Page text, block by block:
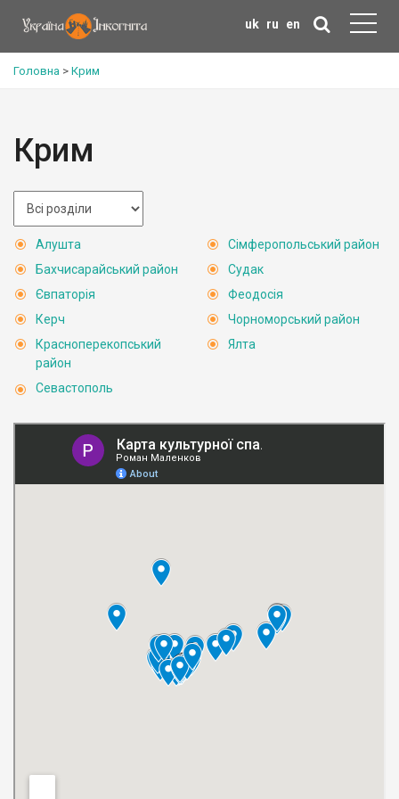
uk ru en
Головна > Крим
Крим
Алушта
Бахчисарайський район
Євпаторія
Керч
Красноперекопський
район
Севастополь
Сімферопольський район
Судак
Феодосія
Чорноморський район
Ялта